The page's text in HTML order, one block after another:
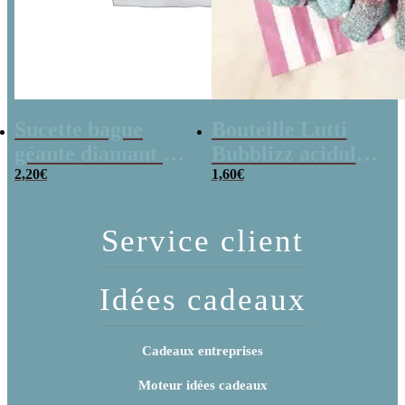
Ring Pop
2,20€
x20
1,60€
Service client
Idées cadeaux
Cadeaux entreprises
Moteur idées cadeaux